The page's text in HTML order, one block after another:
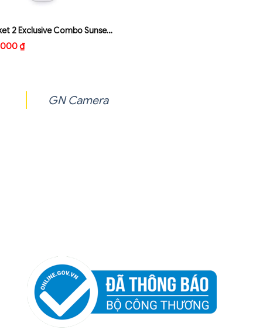
DJI Pocket 2 Exclusive Combo Sunset White
₫
GN Camera